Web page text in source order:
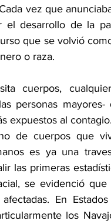
vez que
desarrollo de la
que se volvió
o raza.
cuerpos,
personas
expuestos al
de cuerpos que
es ya una
las primeras
se evidenció
En
los